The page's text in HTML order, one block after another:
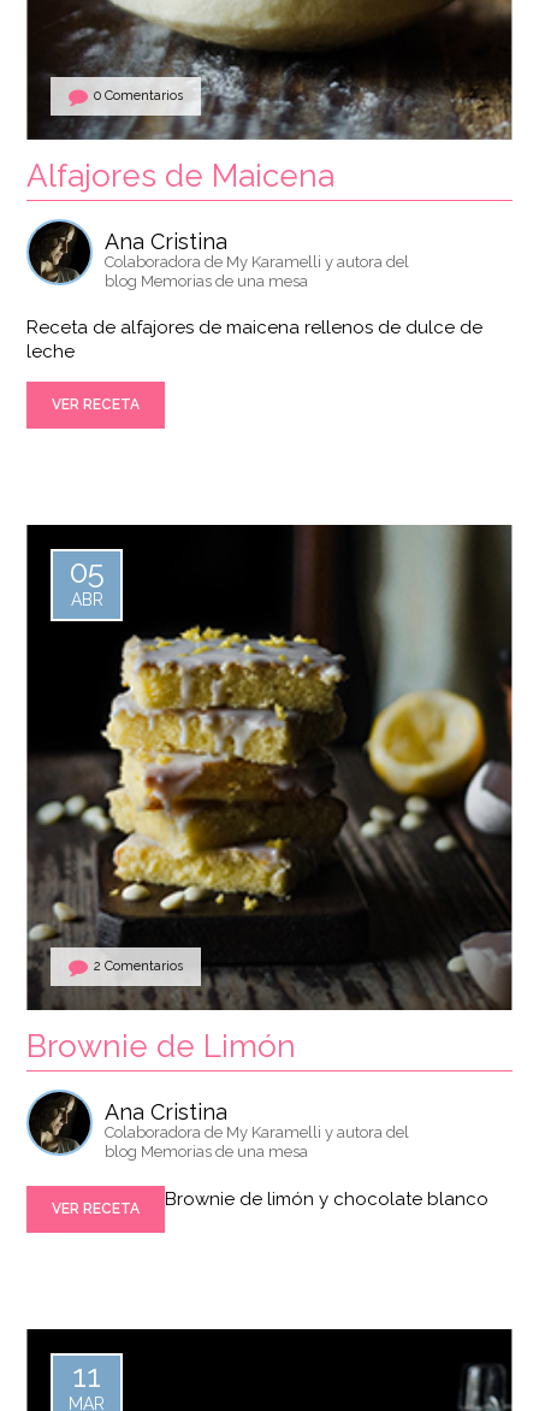
0 Comentarios
Alfajores de Maicena
Ana Cristina
Colaboradora de My Karamelli y autora del
blog Memorias de una mesa
Receta de alfajores de maicena rellenos de dulce de
leche
VER RECETA
2 Comentarios
05
ABR
Brownie de Limón
Ana Cristina
Colaboradora de My Karamelli y autora del
blog Memorias de una mesa
Brownie de limón y chocolate blanco
VER RECETA
11
MAR